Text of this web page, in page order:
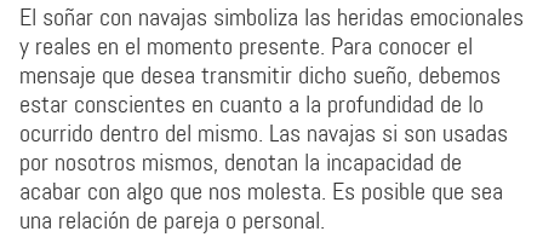
El soñar con navajas simboliza las heridas emocionales
y reales en el momento presente. Para conocer el
mensaje que desea transmitir dicho sueño, debemos
estar conscientes en cuanto a la profundidad de lo
ocurrido dentro del mismo. Las navajas si son usadas
por nosotros mismos, denotan la incapacidad de
acabar con algo que nos molesta. Es posible que sea
una relación de pareja o personal.